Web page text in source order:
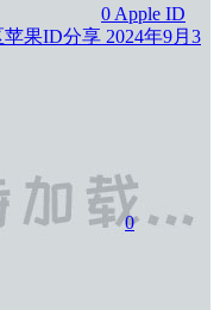
0 Apple ID
苹果ID分享 2024年9月3
0